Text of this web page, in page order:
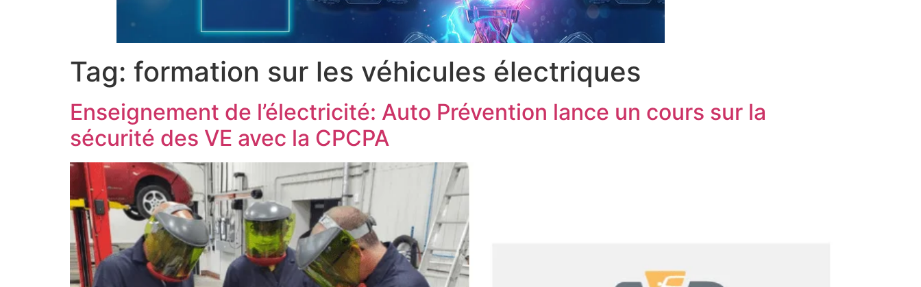
Tag: formation sur les véhicules électriques
Enseignement de l’électricité: Auto Prévention lance un cours sur la
sécurité des VE avec la CPCPA